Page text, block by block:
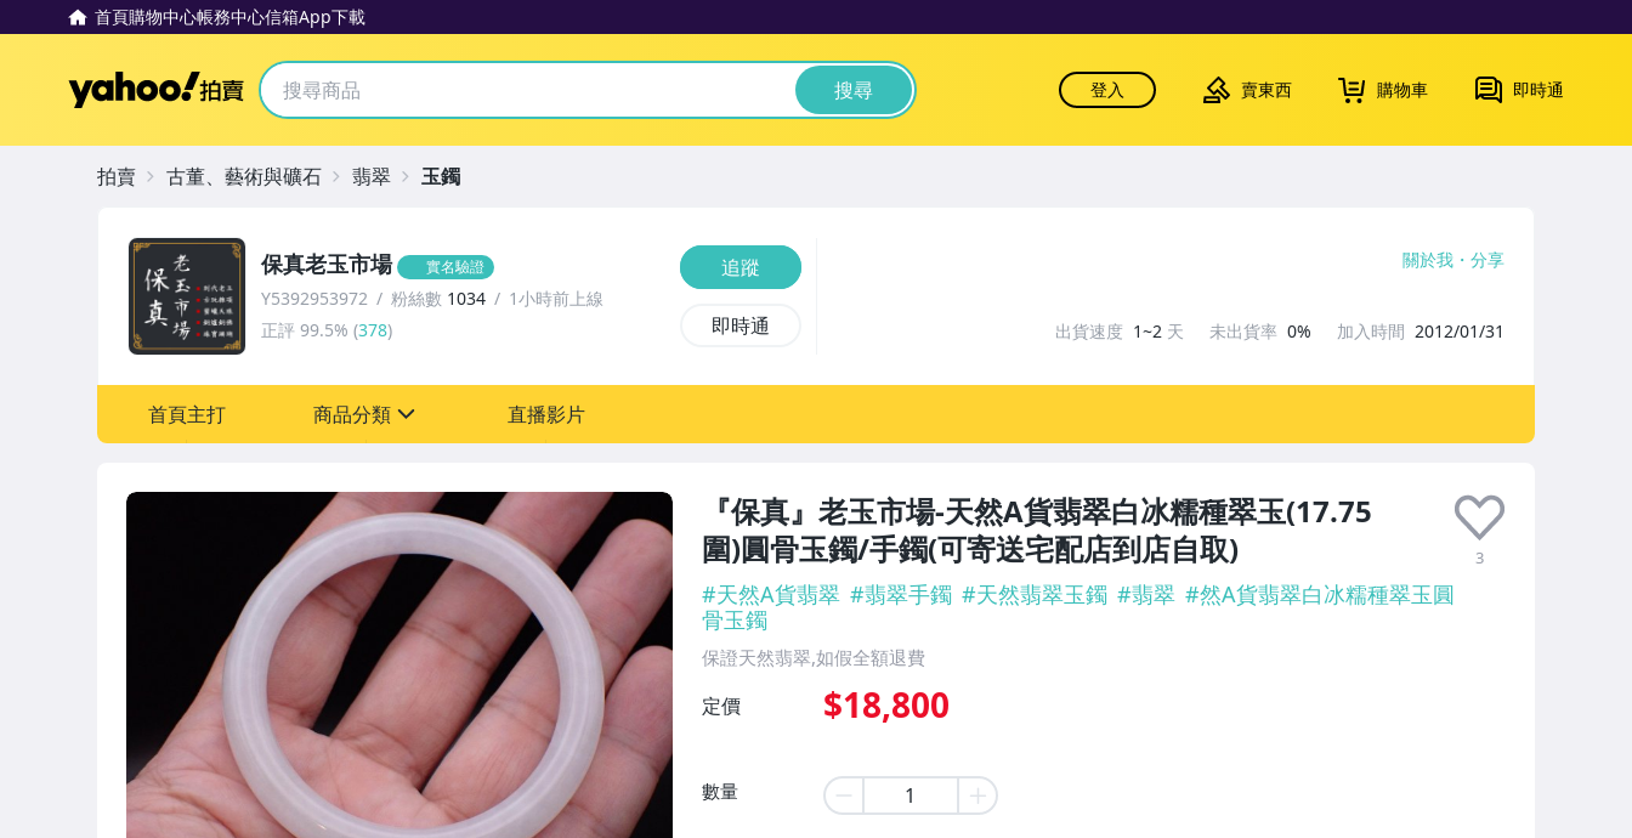
首頁購物中心帳務中心信箱App下載
Yahoo拍賣 搜尋 登入 賣東西 購物車 即時通
『保真』老玉市場-天然A貨翡翠白冰糯種翠玉(17.75
圍)圓骨玉鐲/手鐲(可寄送宅配店到店自取)
3
#天然A貨翡翠 #翡翠手鐲 #天然翡翠玉鐲 #翡翠 #然A貨翡翠白冰糯種翠玉圓
骨玉鐲
保證天然翡翠,如假全額退費
定價 $18,800
數量
保真老玉市場 實名驗證
Y5392953972 粉絲數 1034
1小時前上線
正評 99.5% (378)
追蹤
即時通
關於我 分享
出貨速度 1~2 天 未出貨率 0% 加入時間 2012/01/31
首頁主打 商品分類
偶像、球員卡與郵幣
手錶與飾品配件
直播影片
拍賣 古董、藝術與礦石 翡翠 玉鐲